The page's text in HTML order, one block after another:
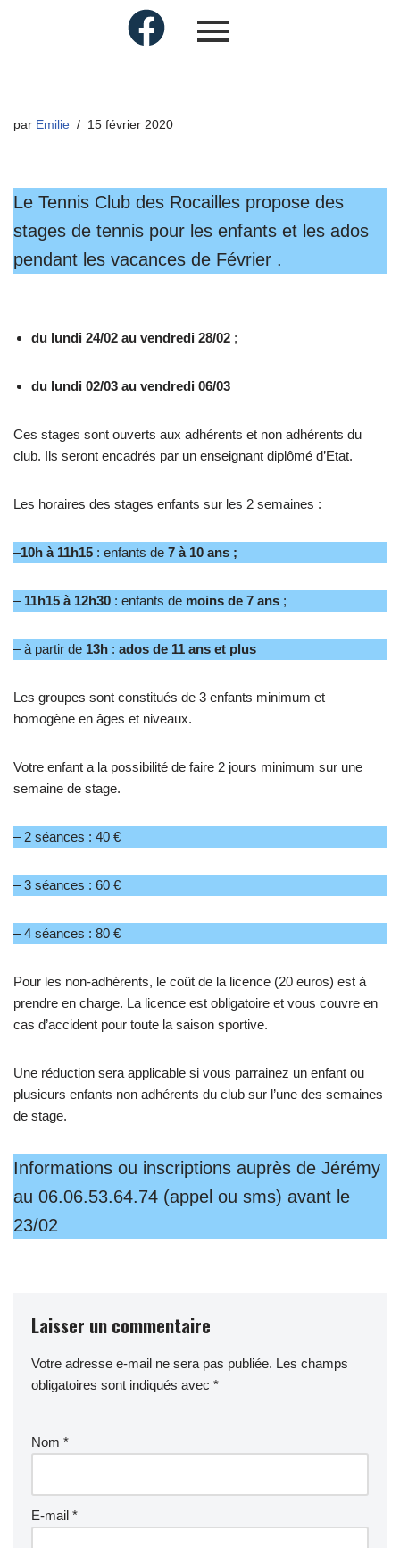
par Emilie 15 février 2020
Le Tennis Club des Rocailles propose des
stages de tennis pour les enfants et les ados
pendant les vacances de Février .
du lundi 24/02 au vendredi 28/02 ;
du lundi 02/03 au vendredi 06/03
Ces stages sont ouverts aux adhérents et non adhérents du
club. Ils seront encadrés par un enseignant diplômé d’Etat.
Les horaires des stages enfants sur les 2 semaines :
–10h à 11h15 : enfants de 7 à 10 ans ;
– 11h15 à 12h30 : enfants de moins de 7 ans ;
– à partir de 13h : ados de 11 ans et plus
Les groupes sont constitués de 3 enfants minimum et
homogène en âges et niveaux.
Votre enfant a la possibilité de faire 2 jours minimum sur une
semaine de stage.
– 2 séances : 40 €
– 3 séances : 60 €
– 4 séances : 80 €
Pour les non-adhérents, le coût de la licence (20 euros) est à
prendre en charge. La licence est obligatoire et vous couvre en
cas d’accident pour toute la saison sportive.
Une réduction sera applicable si vous parrainez un enfant ou
plusieurs enfants non adhérents du club sur l’une des semaines
de stage.
Informations ou inscriptions auprès de Jérémy
au 06.06.53.64.74 (appel ou sms) avant le
23/02
Laisser un commentaire
Votre adresse e-mail ne sera pas publiée. Les champs
obligatoires sont indiqués avec *
Nom *
E-mail *